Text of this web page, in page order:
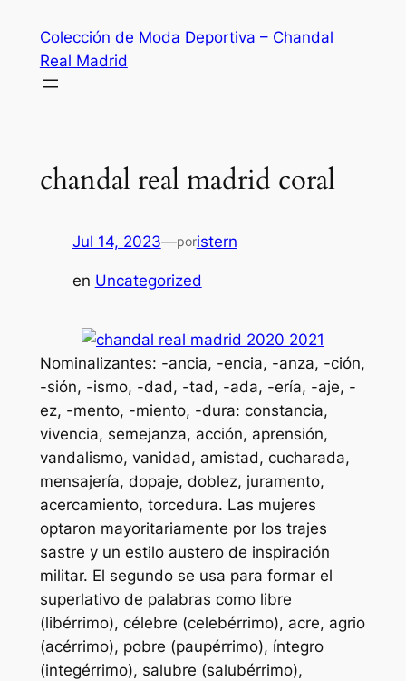
contenido
Colección de Moda Deportiva – Chandal
Real Madrid
chandal real madrid coral
Jul 14, 2023—poristern
en Uncategorized
Nominalizantes: -ancia, -encia, -anza, -ción,
-sión, -ismo, -dad, -tad, -ada, -ería, -aje, -
ez, -mento, -miento, -dura: constancia,
vivencia, semejanza, acción, aprensión,
vandalismo, vanidad, amistad, cucharada,
mensajería, dopaje, doblez, juramento,
acercamiento, torcedura. Las mujeres
optaron mayoritariamente por los trajes
sastre y un estilo austero de inspiración
militar. El segundo se usa para formar el
superlativo de palabras como libre
(libérrimo), célebre (celebérrimo), acre, agrio
(acérrimo), pobre (paupérrimo), íntegro
(integérrimo), salubre (salubérrimo),